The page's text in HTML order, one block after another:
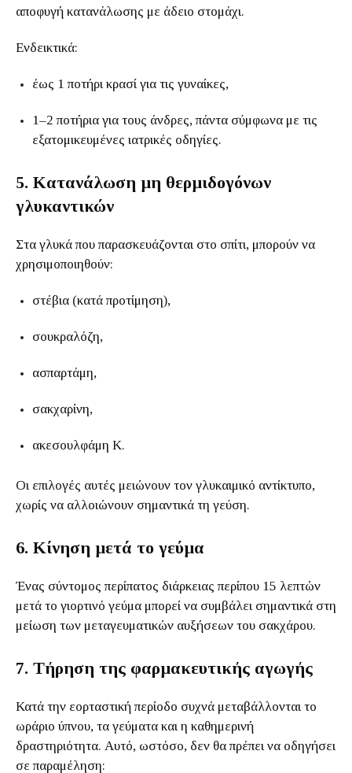
αποφυγή κατανάλωσης με άδειο στομάχι.
Ενδεικτικά:
έως 1 ποτήρι κρασί για τις γυναίκες,
1–2 ποτήρια για τους άνδρες, πάντα σύμφωνα με τις
εξατομικευμένες ιατρικές οδηγίες.
5. Κατανάλωση μη θερμιδογόνων
γλυκαντικών
Στα γλυκά που παρασκευάζονται στο σπίτι, μπορούν να
χρησιμοποιηθούν:
στέβια (κατά προτίμηση),
σουκραλόζη,
ασπαρτάμη,
σακχαρίνη,
ακεσουλφάμη Κ.
Οι επιλογές αυτές μειώνουν τον γλυκαιμικό αντίκτυπο,
χωρίς να αλλοιώνουν σημαντικά τη γεύση.
6. Κίνηση μετά το γεύμα
Ένας σύντομος περίπατος διάρκειας περίπου 15 λεπτών
μετά το γιορτινό γεύμα μπορεί να συμβάλει σημαντικά στη
μείωση των μεταγευματικών αυξήσεων του σακχάρου.
7. Τήρηση της φαρμακευτικής αγωγής
Κατά την εορταστική περίοδο συχνά μεταβάλλονται το
ωράριο ύπνου, τα γεύματα και η καθημερινή
δραστηριότητα. Αυτό, ωστόσο, δεν θα πρέπει να οδηγήσει
σε παραμέληση: